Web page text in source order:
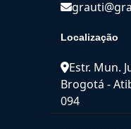
Localização
Estr. Mun.
Brogotá -
094